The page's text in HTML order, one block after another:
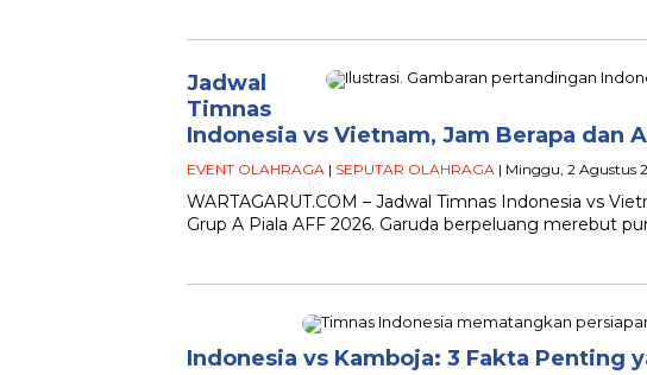
Jadwal
Timnas
Indonesia vs Vietnam, Jam Berapa dan
EVENT OLAHRAGA | SEPUTAR OLAHRAGA | Minggu, 2 Agustus
WARTAGARUT.COM – Jadwal Timnas Indonesia vs
Grup A Piala AFF 2026. Garuda berpeluang merebut
Indonesia vs Kamboja: 3 Fakta Penting